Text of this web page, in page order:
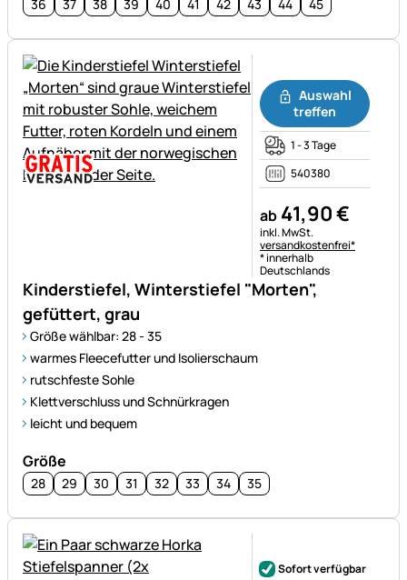
36 37 38 39 40 41 42 43 44 45
Kinderstiefel, Winterstiefel "Morten",
gefüttert, grau
Größe wählbar: 28 - 35
warmes Fleecefutter und Isolierschaum
rutschfeste Sohle
Klettverschluss und Schnürkragen
leicht und bequem
Größe
28 29 30 31 32 33 34 35
Auswahl
treffen
1 - 3 Tage
540380
ab 41,90€
Steuerhinweis:
inkl. MwSt.
versandkostenfrei*
* innerhalb
Deutschlands
Sofort verfügbar